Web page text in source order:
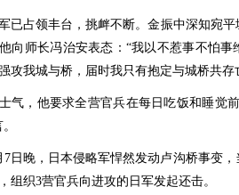
已占领丰台，挑衅不断。金振中深知宛
向师长冯治安表态：“我以不惹事不怕事
攻我城与桥，届时我只有抱定与城桥共存
气，他要求全营官兵在每日吃饭和睡觉
7日晚，日本侵略军悍然发动卢沟桥事变
组织3营官兵向进攻的日军发起还击。